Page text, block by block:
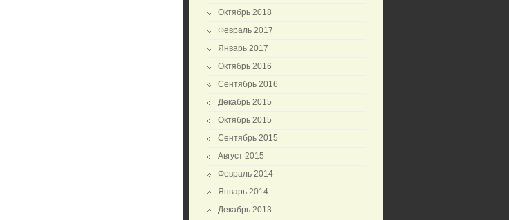
Октябрь 2018
Февраль 2017
Январь 2017
Октябрь 2016
Сентябрь 2016
Декабрь 2015
Октябрь 2015
Сентябрь 2015
Август 2015
Февраль 2014
Январь 2014
Декабрь 2013